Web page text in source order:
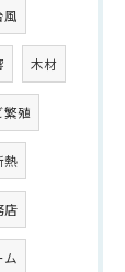
風
木材
繁殖
熱
店
ム